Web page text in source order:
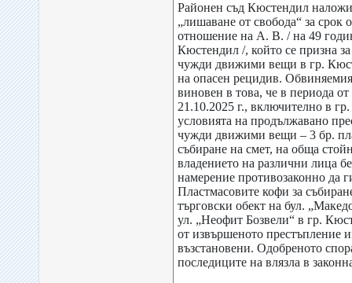
Районен съд Кюстендил
„лишаване от свобода“ за срок
отношение на А. В. / на 49
Кюстендил /, който се призна
чужди движими вещи в гр.
на опасен рецидив.
виновен в това, че в периода от
21.10.2025 г., включително в
условията на продължавано
чужди движими вещи – 3 бр.
събиране на смет, на обща
владението на различни лица
намерение противозаконно да
Пластмасовите кофи за
търговски обект на бул.
ул. „Неофит Бозвели“ в гр.
от извършеното престъпление
възстановени. Одобреното
последиците на влязла в